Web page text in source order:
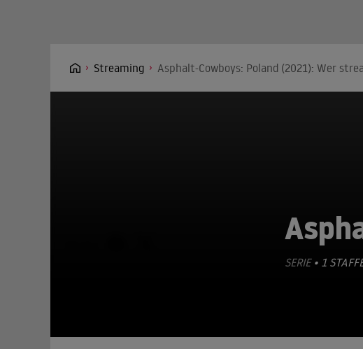
Streaming Asphalt-Cowboys: Poland (2021): Wer
SERIE • 1